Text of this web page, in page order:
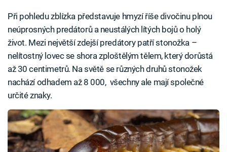
Při pohledu zblízka představuje hmyzí říše divočinu plnou
neúprosných predátorů a neustálých lítých bojů o holý
život. Mezi největší zdejší predátory patří stonožka –
nelítostný lovec se shora zploštělým tělem, který dorůstá
až 30 centimetrů. Na světě se různých druhů stonožek
nachází odhadem až 8 000, všechny ale mají společné
určité znaky.